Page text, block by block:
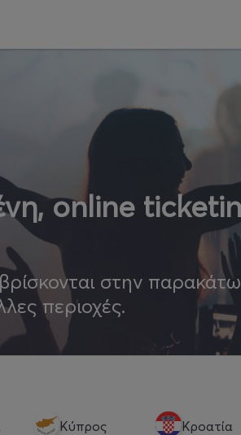
online
στην παρακάτω
περιοχές.
Κύπρος Κροατία